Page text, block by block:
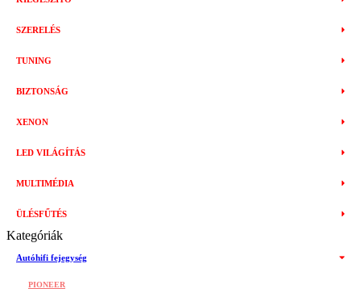
SZERELÉS
TUNING
BIZTONSÁG
XENON
LED VILÁGÍTÁS
MULTIMÉDIA
ÜLÉSFŰTÉS
Kategóriák
Autóhifi fejegység
PIONEER